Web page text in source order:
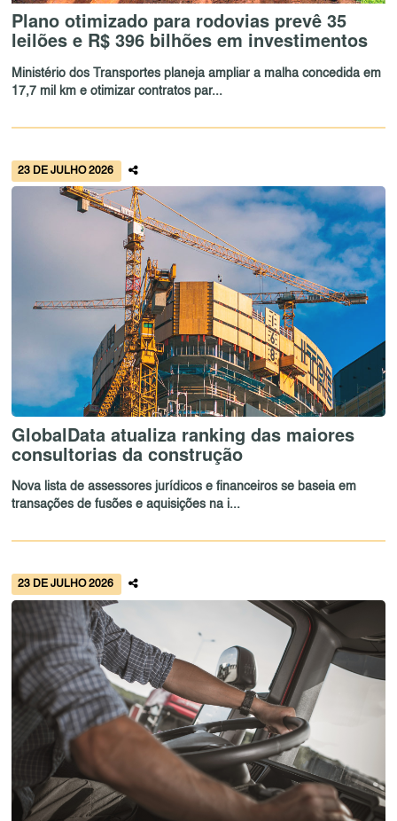
Plano otimizado para rodovias prevê 35
leilões e R$ 396 bilhões em investimentos
Ministério dos Transportes planeja ampliar a malha concedida em
17,7 mil km e otimizar contratos par...
23 DE JULHO 2026
GlobalData atualiza ranking das maiores
consultorias da construção
Nova lista de assessores jurídicos e financeiros se baseia em
transações de fusões e aquisições na i...
23 DE JULHO 2026